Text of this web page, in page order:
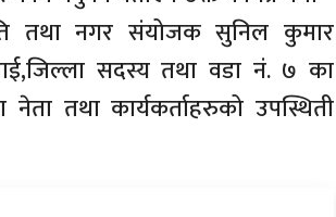
तथा नगर संयोजक सुनिल कुमार
सदस्य तथा वडा नं. ७ का
नेता तथा कार्यकर्ताहरुको उपस्थिती